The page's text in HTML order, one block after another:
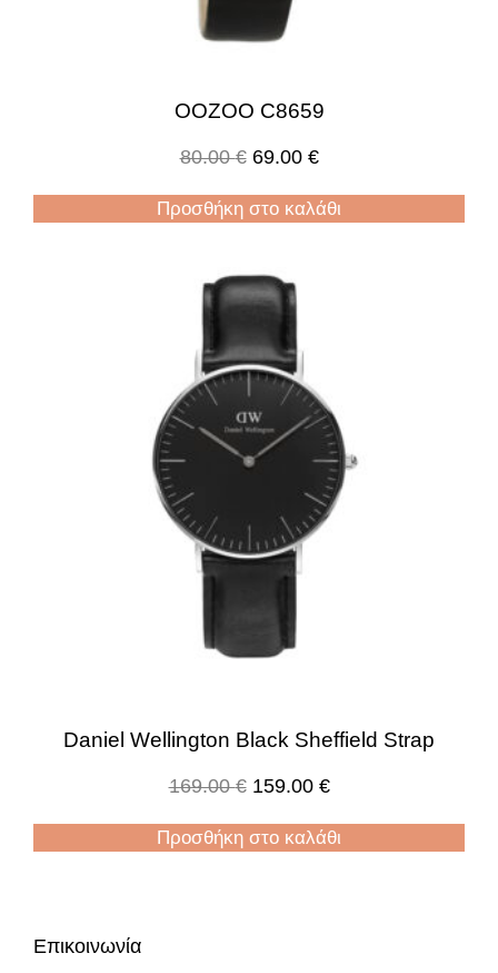
OOZOO C8659
80.00€ 69.00 €
Προσθήκη στο καλάθι
Daniel Wellington Black Sheffield Strap
169.00€ 159.00 €
Προσθήκη στο καλάθι
Επικοινωνία